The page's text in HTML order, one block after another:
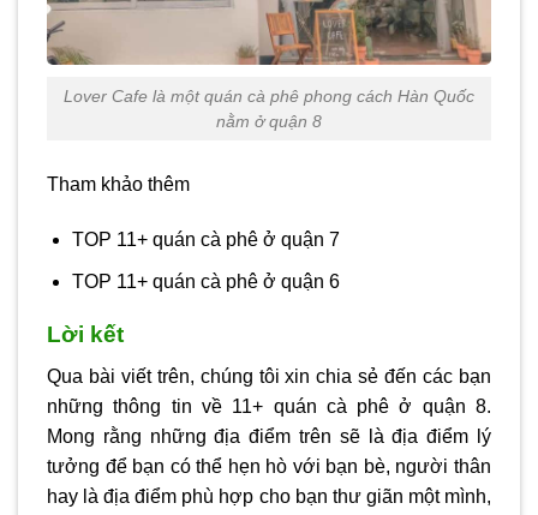
Lover Cafe là một quán cà phê phong cách Hàn Quốc
nằm ở quận 8
Tham khảo thêm
TOP 11+ quán cà phê ở quận 7
TOP 11+ quán cà phê ở quận 6
Lời kết
Qua bài viết trên, chúng tôi xin chia sẻ đến các bạn
những thông tin về 11+ quán cà phê ở quận 8.
Mong rằng những địa điểm trên sẽ là địa điểm lý
tưởng để bạn có thể hẹn hò với bạn bè, người thân
hay là địa điểm phù hợp cho bạn thư giãn một mình,